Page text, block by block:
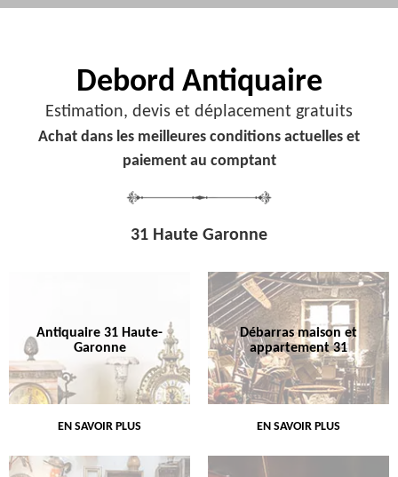
Debord Antiquaire
Estimation, devis et déplacement gratuits
Achat dans les meilleures conditions actuelles et
paiement au comptant
31 Haute Garonne
Antiquaire 31 Haute-
Garonne
EN SAVOIR PLUS
Débarras maison et
appartement 31
EN SAVOIR PLUS